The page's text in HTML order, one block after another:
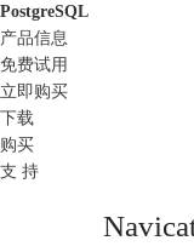
PostgreSQL
产品信息
免费试用
立即购买
下载
购买
支 持